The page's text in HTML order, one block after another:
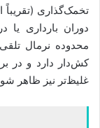
تخمک‌گذاری
دوران بارداری
محدوده نرمال
کش‌دار دارد و در
غلیظ‌تر نیز ظاهر